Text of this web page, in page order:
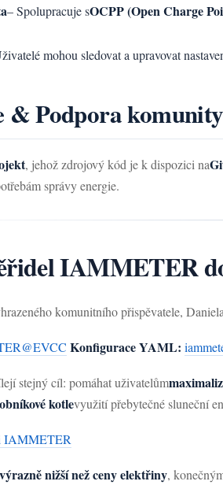
– Spolupracuje sOCPP (Open Charge
mohou sledovat a upravovat
& Podpora komunity
, jehož zdrojový kód je k dispozici na
správy energie.
IAMMETER
komunitního přispěvatele,
Konfigurace YAML:
stejný cíl: pomáhat uživatelům
kotlevyužití přebytečné sluneční
IAMMETER
nižší než ceny elektřiny,